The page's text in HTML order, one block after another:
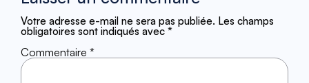
Votre adresse e-mail ne sera pas publiée. Les champs
obligatoires sont indiqués avec *
Commentaire *